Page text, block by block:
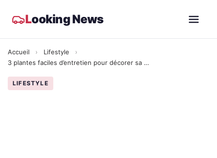
Looking News
Accueil › Lifestyle
›
3 plantes faciles d’entretien pour décorer sa maison sans avoir la main verte
LIFESTYLE